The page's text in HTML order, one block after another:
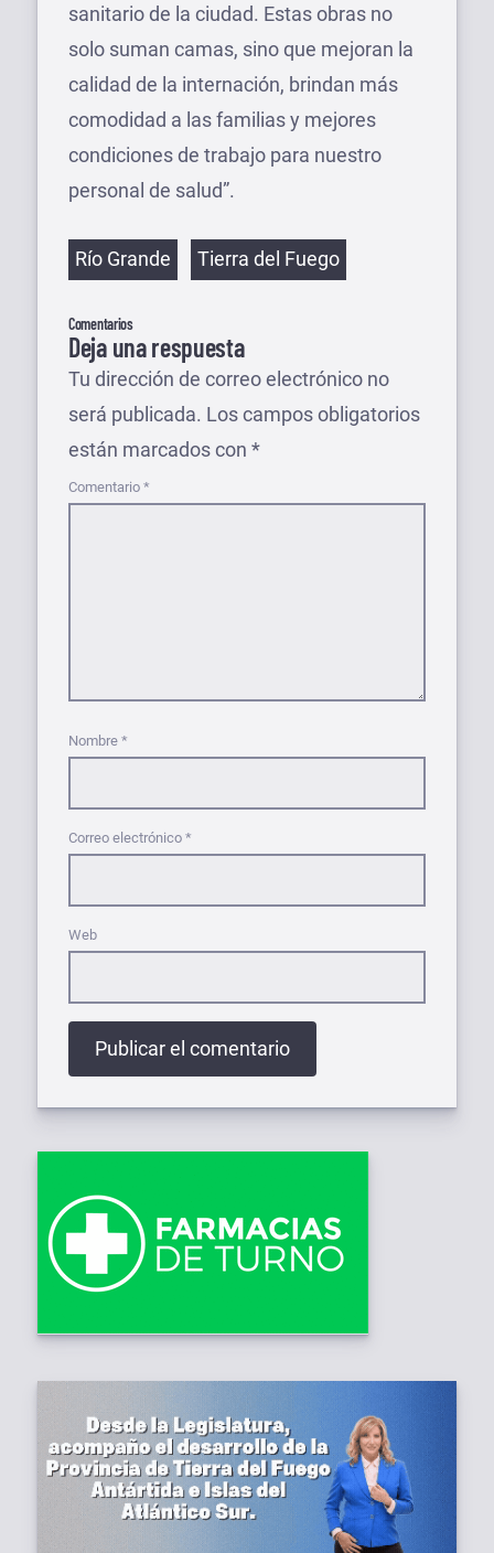
sanitario de la ciudad. Estas obras no
solo suman camas, sino que mejoran la
calidad de la internación, brindan más
comodidad a las familias y mejores
condiciones de trabajo para nuestro
personal de salud”.
Etiquetas
Río Grande Tierra del Fuego
Comentarios
Deja una respuesta
Tu dirección de correo electrónico no
será publicada. Los campos obligatorios
están marcados con *
Comentario *
Nombre *
Correo electrónico *
Web